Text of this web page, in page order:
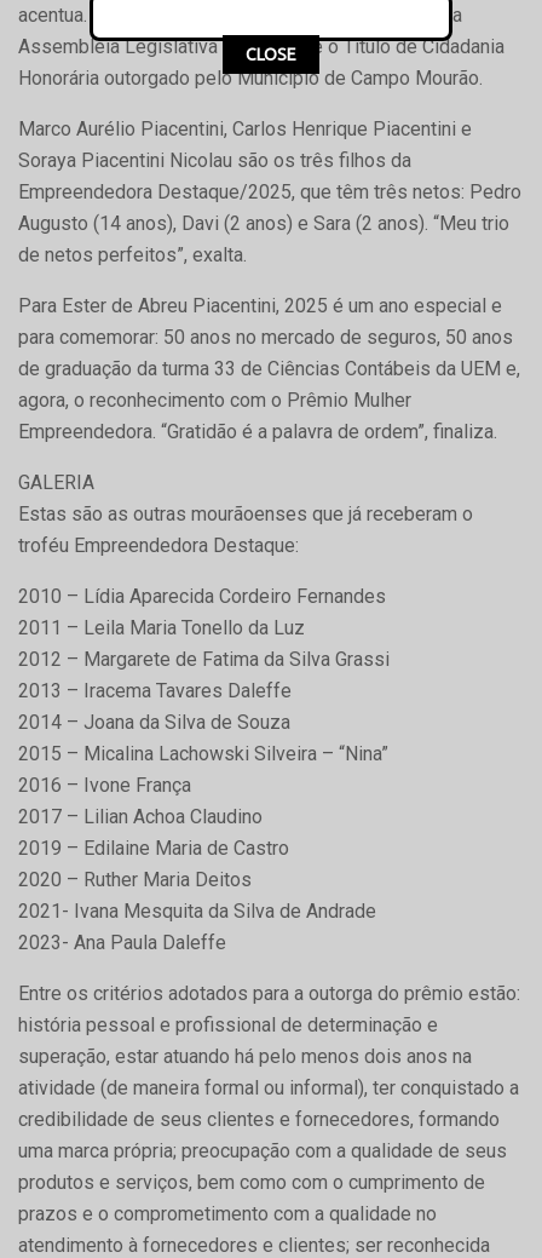
acentua. Seu currículo inclui homenagem recebida da
Assembleia Legislativa do Paraná e o Título de Cidadania
Honorária outorgado pelo Município de Campo Mourão.
Marco Aurélio Piacentini, Carlos Henrique Piacentini e
Soraya Piacentini Nicolau são os três filhos da
Empreendedora Destaque/2025, que têm três netos: Pedro
Augusto (14 anos), Davi (2 anos) e Sara (2 anos). “Meu trio
de netos perfeitos”, exalta.
Para Ester de Abreu Piacentini, 2025 é um ano especial e
para comemorar: 50 anos no mercado de seguros, 50 anos
de graduação da turma 33 de Ciências Contábeis da UEM e,
agora, o reconhecimento com o Prêmio Mulher
Empreendedora. “Gratidão é a palavra de ordem”, finaliza.
GALERIA
Estas são as outras mourãoenses que já receberam o
troféu Empreendedora Destaque:
2010 – Lídia Aparecida Cordeiro Fernandes
2011 – Leila Maria Tonello da Luz
2012 – Margarete de Fatima da Silva Grassi
2013 – Iracema Tavares Daleffe
2014 – Joana da Silva de Souza
2015 – Micalina Lachowski Silveira – “Nina”
2016 – Ivone França
2017 – Lilian Achoa Claudino
2019 – Edilaine Maria de Castro
2020 – Ruther Maria Deitos
2021- Ivana Mesquita da Silva de Andrade
2023- Ana Paula Daleffe
Entre os critérios adotados para a outorga do prêmio estão:
história pessoal e profissional de determinação e
superação, estar atuando há pelo menos dois anos na
atividade (de maneira formal ou informal), ter conquistado a
credibilidade de seus clientes e fornecedores, formando
uma marca própria; preocupação com a qualidade de seus
produtos e serviços, bem como com o cumprimento de
prazos e o comprometimento com a qualidade no
atendimento à fornecedores e clientes; ser reconhecida
CLOSE